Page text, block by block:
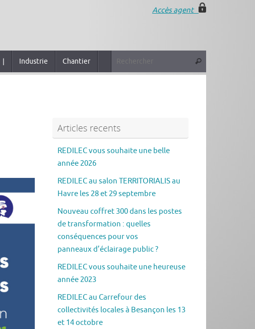
Accès agent
| Industrie Chantier
Articles recents
REDILEC vous souhaite une belle
année 2026
REDILEC au salon TERRITORIALIS au
Havre les 28 et 29 septembre
Nouveau coffret 300 dans les postes
de transformation : quelles
conséquences pour vos
panneaux d’éclairage public ?
REDILEC vous souhaite une heureuse
année 2023
REDILEC au Carrefour des
collectivités locales à Besançon les 13
et 14 octobre